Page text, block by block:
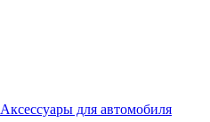
Аксессуары для автомобиля